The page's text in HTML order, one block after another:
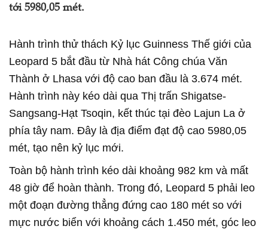
tới 5980,05 mét.
Hành trình thử thách Kỷ lục Guinness Thế giới của
Leopard 5 bắt đầu từ Nhà hát Công chúa Văn
Thành ở Lhasa với độ cao ban đầu là 3.674 mét.
Hành trình này kéo dài qua Thị trấn Shigatse-
Sangsang-Hạt Tsoqin, kết thúc tại đèo Lajun La ở
phía tây nam. Đây là địa điểm đạt độ cao 5980,05
mét, tạo nên kỷ lục mới.
Toàn bộ hành trình kéo dài khoảng 982 km và mất
48 giờ để hoàn thành. Trong đó, Leopard 5 phải leo
một đoạn đường thẳng đứng cao 180 mét so với
mực nước biển với khoảng cách 1.450 mét, góc leo